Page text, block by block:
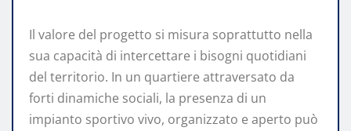
Il valore del progetto si misura soprattutto nella
sua capacità di intercettare i bisogni quotidiani
del territorio. In un quartiere attraversato da
forti dinamiche sociali, la presenza di un
impianto sportivo vivo, organizzato e aperto può